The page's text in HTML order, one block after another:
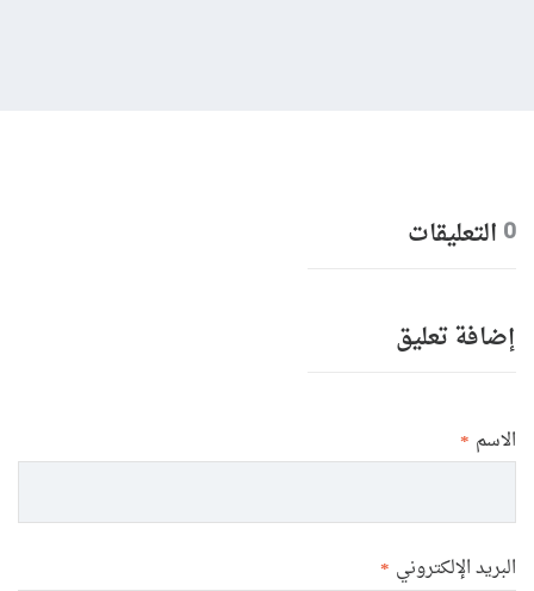
0 التعليقات
إضافة تعليق
الاسم *
البريد الإلكتروني *